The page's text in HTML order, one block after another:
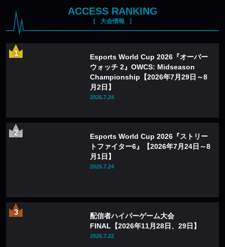
ACCESS RANKING
大会情報
Esports World Cup 2026『オーバー
ウォッチ 2』OWCS: Midseason
Championship【2026年7月29日～8
月2日】
2026.7.24
Esports World Cup 2026『ストリー
トファイター6』【2026年7月24日～8
月1日】
2026.7.24
配信者ハイパーゲーム大会
FINAL【2026年11月28日、29日】
2026.7.22